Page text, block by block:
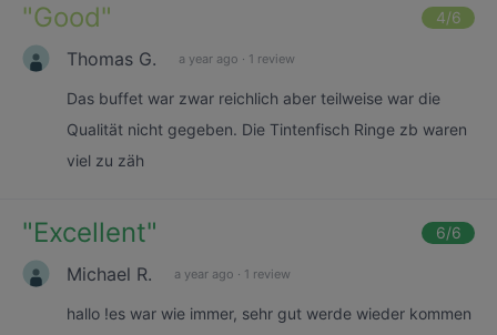
"Good" 4/6
Thomas G. a year ago · 1 review
Das buffet war zwar reichlich aber teilweise war die
Qualität nicht gegeben. Die Tintenfisch Ringe zb waren
viel zu zäh
"Excellent" 6/6
Michael R. a year ago · 1 review
hallo !es war wie immer, sehr gut werde wieder kommen